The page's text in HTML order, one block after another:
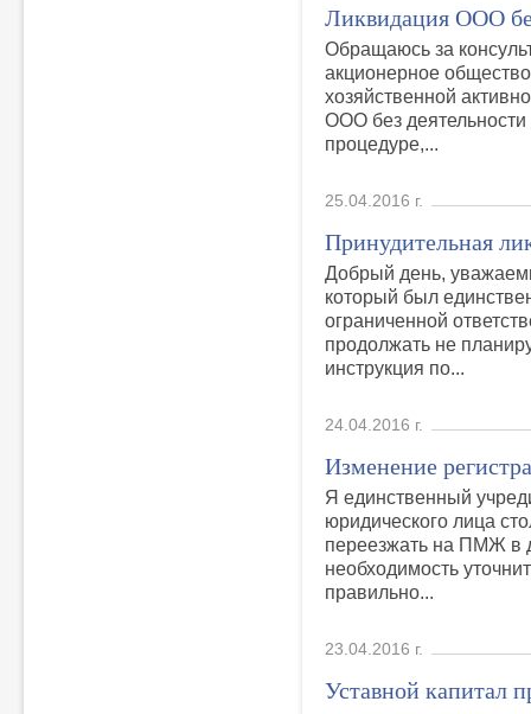
Ликвидация ООО
Обращаюсь за
акционерное
хозяйственной
ООО без
процедуре,...
25.04.2016 г.
Принудительная
Добрый день,
который был
ограниченной
продолжать не
инструкция по...
24.04.2016 г.
Изменение
Я единственный
юридического лица
переезжать на ПМЖ в
необходимость
правильно...
23.04.2016 г.
Уставной капитал